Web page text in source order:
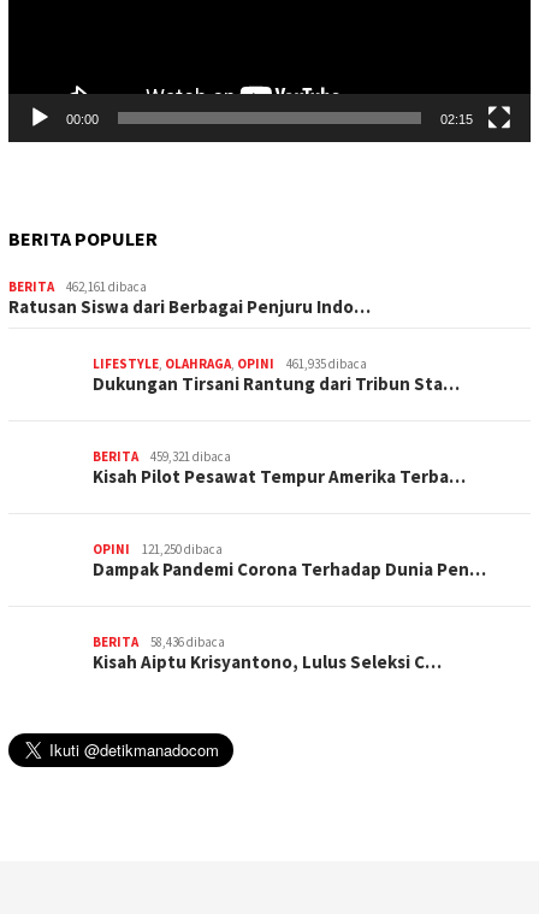
00:00 02:15
BERITA POPULER
BERITA 462,161 dibaca
Ratusan Siswa dari Berbagai Penjuru Indo…
LIFESTYLE OLAHRAGA OPINI 461,935 dibaca
Dukungan Tirsani Rantung dari Tribun Sta…
BERITA 459,321 dibaca
Kisah Pilot Pesawat Tempur Amerika Terba…
OPINI 121,250 dibaca
Dampak Pandemi Corona Terhadap Dunia Pen…
BERITA 58,436 dibaca
Kisah Aiptu Krisyantono, Lulus Seleksi C…